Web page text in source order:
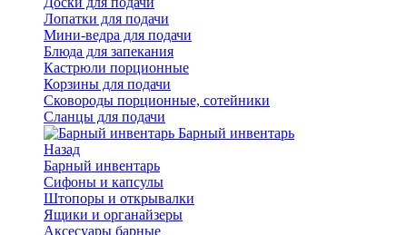
Лопатки для подачи
Мини-ведра для подачи
Блюда для запекания
Кастрюли порционные
Корзины для подачи
Сковороды порционные, сотейники
Сланцы для подачи
Барный инвентарь
Назад
Барный инвентарь
Сифоны и капсулы
Штопоры и открывалки
Ящики и органайзеры
Аксесуары барные